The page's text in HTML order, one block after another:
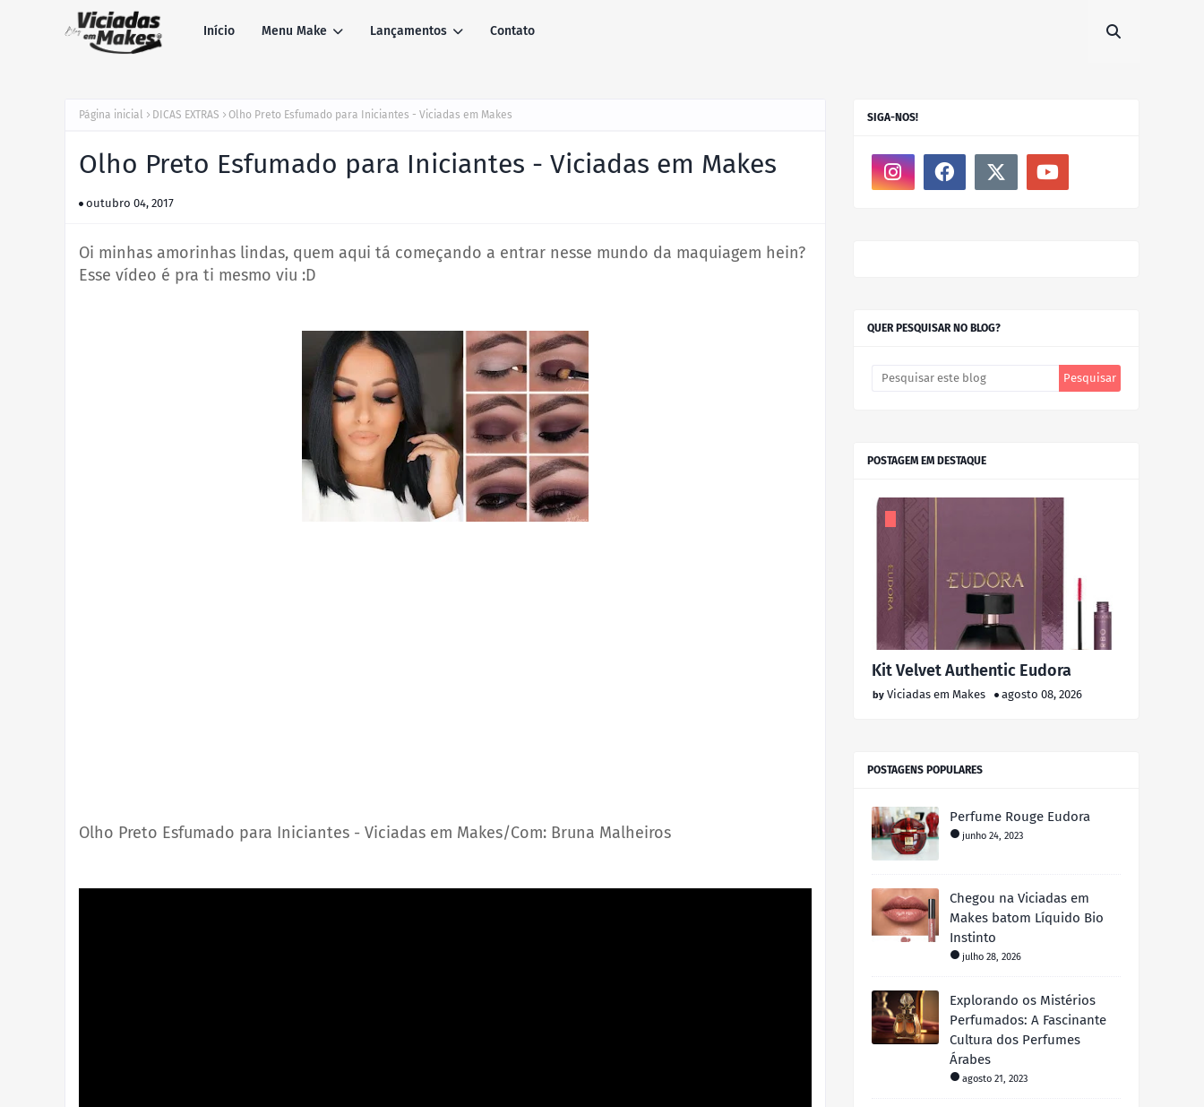
Início Menu Make Lançamentos Contato
Página inicial DICAS EXTRAS Olho Preto Esfumado para Iniciantes - Viciadas em Makes
Olho Preto Esfumado para Iniciantes - Viciadas em Makes
outubro 04, 2017
Oi minhas amorinhas lindas, quem aqui tá começando a entrar nesse mundo da maquiagem hein?
Esse vídeo é pra ti mesmo viu :D
Olho Preto Esfumado para Iniciantes - Viciadas em Makes/Com: Bruna Malheiros
SIGA-NOS!
QUER PESQUISAR NO BLOG?
POSTAGEM EM DESTAQUE
Kit Velvet Authentic Eudora
Viciadas em Makes agosto 08, 2026
POSTAGENS POPULARES
Perfume Rouge Eudora
junho 24, 2023
Chegou na Viciadas em
Makes batom Líquido Bio
Instinto
julho 28, 2026
Explorando os Mistérios
Perfumados: A Fascinante
Cultura dos Perfumes
Árabes
agosto 21, 2023